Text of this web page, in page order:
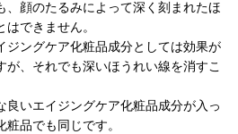
、顔のたるみによって深く刻まれたほ
はできません。
ジングケア化粧品成分としては効果が
が、それでも深いほうれい線を消すこ
良いエイジングケア化粧品成分が入っ
品でも同じです。